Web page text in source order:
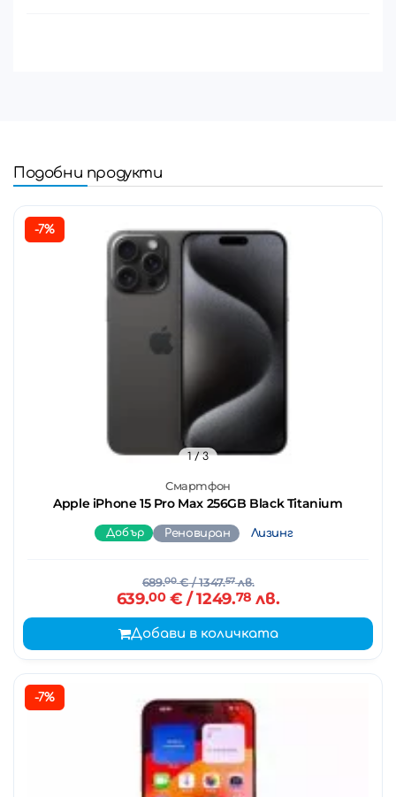
Подобни продукти
-7%
Смартфон
Apple iPhone 15 Pro Max 256GB Black Titanium
1/ 3
Добър Реновиран Лизинг
689.00€/ 1347.57лв.
639.00€ / 1249.78 лв.
Добави в количката
-7%